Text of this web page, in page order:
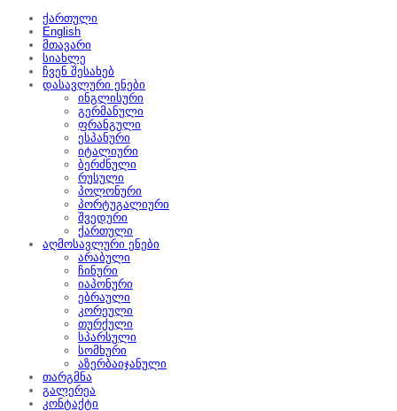
ქართული
English
მთავარი
სიახლე
ჩვენ შესახებ
დასავლური ენები
ინგლისური
გერმანული
ფრანგული
ესპანური
იტალიური
ბერძნული
რუსული
პოლონური
პორტუგალიური
შვედური
ქართული
აღმოსავლური ენები
არაბული
ჩინური
იაპონური
ებრაული
კორეული
თურქული
სპარსული
სომხური
აზერბაიჯანული
თარგმნა
გალერეა
კონტაქტი